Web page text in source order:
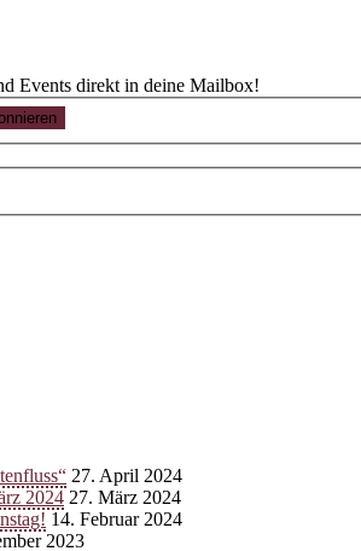
Events direkt in deine Mailbox!
27. April 2024
2024 27. März 2024
14. Februar 2024
2023